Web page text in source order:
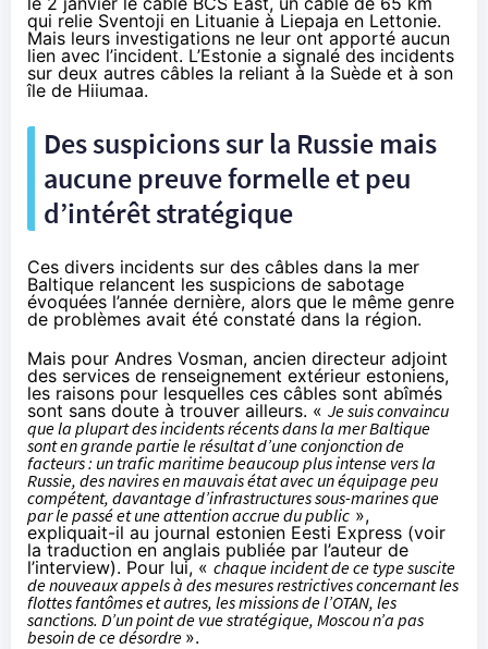
qui relie Sventoji en Lituanie à Liepaja en Lettonie.
Mais leurs investigations ne leur ont apporté aucun
lien avec l’incident. L’Estonie a signalé des incidents
sur deux autres câbles la reliant à la Suède et à son
île de Hiiumaa.
Des suspicions sur la Russie mais
aucune preuve formelle et peu
d’intérêt stratégique
Ces divers incidents sur des câbles dans la mer
Baltique relancent les suspicions de sabotage
évoquées l’année dernière, alors que le même genre
de problèmes avait été constaté dans la région.
Mais pour Andres Vosman, ancien directeur adjoint
des services de renseignement extérieur estoniens,
les raisons pour lesquelles ces câbles sont abîmés
sont sans doute à trouver ailleurs. « Je suis convaincu
que la plupart des incidents récents dans la mer Baltique
sont en grande partie le résultat d’une conjonction de
facteurs : un trafic maritime beaucoup plus intense vers la
Russie, des navires en mauvais état avec un équipage peu
compétent, davantage d’infrastructures sous-marines que
par le passé et une attention accrue du public »,
expliquait-il au journal estonien Eesti Express (voir
la traduction en anglais publiée par l’auteur de
l’interview). Pour lui, « chaque incident de ce type suscite
de nouveaux appels à des mesures restrictives concernant les
flottes fantômes et autres, les missions de l’OTAN, les
sanctions. D’un point de vue stratégique, Moscou n’a pas
besoin de ce désordre ».